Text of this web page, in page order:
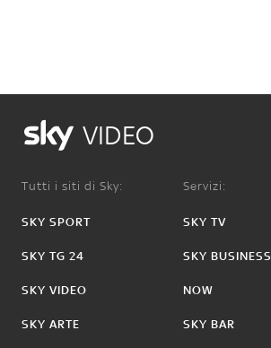
VIDEO
Tutti i siti di Sky:
SKY SPORT
SKY TG 24
SKY VIDEO
SKY ARTE
Servizi:
SKY TV
SKY BUSINESS
NOW
SKY BAR